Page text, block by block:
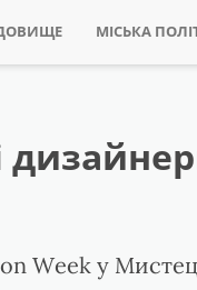
МІСЬКА
Week у